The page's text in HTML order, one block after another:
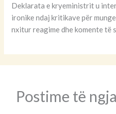
Deklarata e kryeministrit u
ironike ndaj kritikave për
nxitur reagime dhe komente të
Postime të